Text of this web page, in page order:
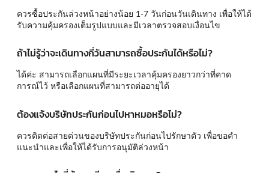
ควรซื้อประกันล่วงหน้าอย่างน้อย 1-7 วันก่อนวันเดินทาง เพื่อให้ได้
รับความคุ้มครองเต็มรูปแบบและมีเวลาตรวจสอบเงื่อนไข
ถ้าไม่รู้ว่าจะเดินทางกี่วันสามารถซื้อประกันได้หรือไม่?
ได้ค่ะ สามารถเลือกแผนที่มีระยะเวลาคุ้มครองยาวกว่าที่คาด
การณ์ไว้ หรือเลือกแผนที่สามารถต่ออายุได้
ต้องแจ้งบริษัทประกันก่อนไปหาหมอหรือไม่?
ควรติดต่อสายด่วนของบริษัทประกันก่อนไปรักษาตัว เพื่อขอคำ
แนะนำและเพื่อให้ได้รับการอนุมัติล่วงหน้า